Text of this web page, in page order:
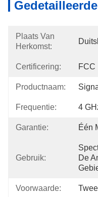
Plaats Van
Herkomst:
Certificering: FCC
Productnaam:
Frequentie: 4
Garantie: Één
Gebruik:
De
Voorwaarde: